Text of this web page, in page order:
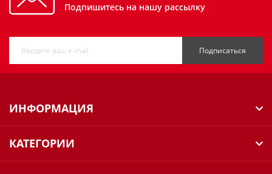
Подпишитесь на нашу рассылку
Подписаться
ИНФОРМАЦИЯ
КАТЕГОРИИ